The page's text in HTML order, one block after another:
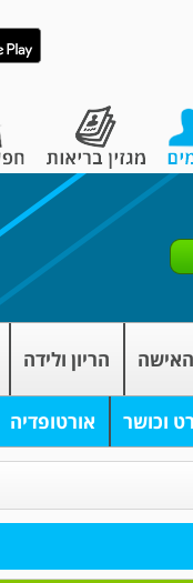
הריון ולידה
וכושר אורטופדיה